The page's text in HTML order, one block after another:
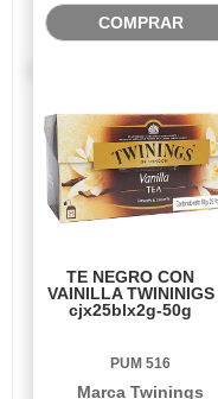
COMPRAR
TE NEGRO CON
VAINILLA TWININIGS
cjx25blx2g-50g
PUM 516
Marca Twinings